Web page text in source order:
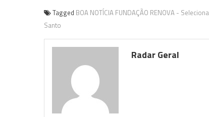
Tagged BOA NOTÍCIA FUNDAÇÃO RENOVA -
Santo
Radar Geral